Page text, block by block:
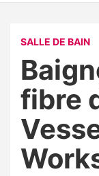
SALLE DE BAIN
fibre